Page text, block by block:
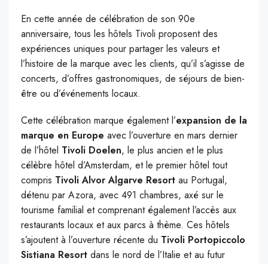
En cette année de célébration de son 90e
anniversaire, tous les hôtels Tivoli proposent des
expériences uniques pour partager les valeurs et
l’histoire de la marque avec les clients, qu’il s’agisse de
concerts, d’offres gastronomiques, de séjours de bien-
être ou d’événements locaux.
Cette célébration marque également l’expansion de la
marque en Europe avec l’ouverture en mars dernier
de l’hôtel Tivoli Doelen, le plus ancien et le plus
célèbre hôtel d’Amsterdam, et le premier hôtel tout
compris Tivoli Alvor Algarve Resort au Portugal,
détenu par Azora, avec 491 chambres, axé sur le
tourisme familial et comprenant également l’accès aux
restaurants locaux et aux parcs à thème. Ces hôtels
s’ajoutent à l’ouverture récente du Tivoli Portopiccolo
Sistiana Resort dans le nord de l’Italie et au futur